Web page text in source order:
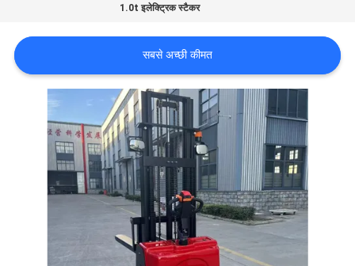
एक
उद्धरण
1.0t इलेक्ट्रिक स्टैकर
सबसे अच्छी कीमत